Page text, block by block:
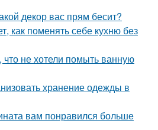
декор вас прям бесит?
как поменять себе кухню без
что не хотели помыть ванную
хранение одежды в
вам понравился больше